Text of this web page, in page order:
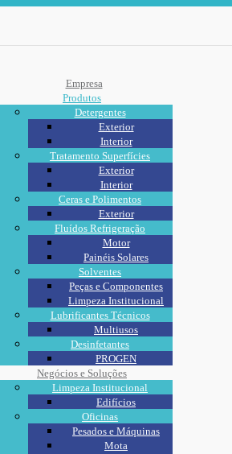
Empresa
Produtos
Detergentes
Exterior
Interior
Tratamento Superfícies
Exterior
Interior
Ceras e Polimentos
Exterior
Fluídos Refrigeração
Motor
Painéis Solares
Solventes
Peças e Componentes
Limpeza Institucional
Lubrificantes Técnicos
Multiusos
Desinfetantes
PROGEN
Negócios e Soluções
Limpeza Institucional
Edifícios
Oficinas
Pesados e Máquinas
Mota